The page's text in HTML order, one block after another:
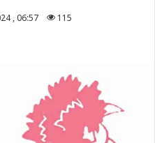
, 06:57
115